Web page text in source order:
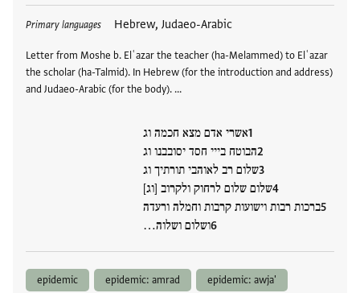
Primary languages Hebrew, Judaeo-Arabic
Letter from Moshe b. Elʿazar the teacher (ha-Melammed) to Elʿazar
the scholar (ha-Talmid). In Hebrew (for the introduction and address)
and Judaeo-Arabic (for the body). …
אשרי אדם מצא חכמה וג
הבוטח בייי חסד יסובבנו וג
שלום רב לאוהבי תורתיך וג
שלום שלום לרחוק ולקרוב [וג]
ברכות רבות וישועות קרבות וחמלה ורעדה
ושלום ושלוה…
Tags
epidemic epidemic: amrad epidemic: awja'